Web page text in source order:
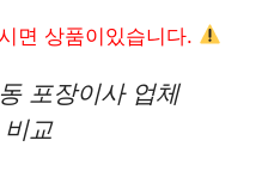
면 상품이있습니다.
포장이사 업체
교